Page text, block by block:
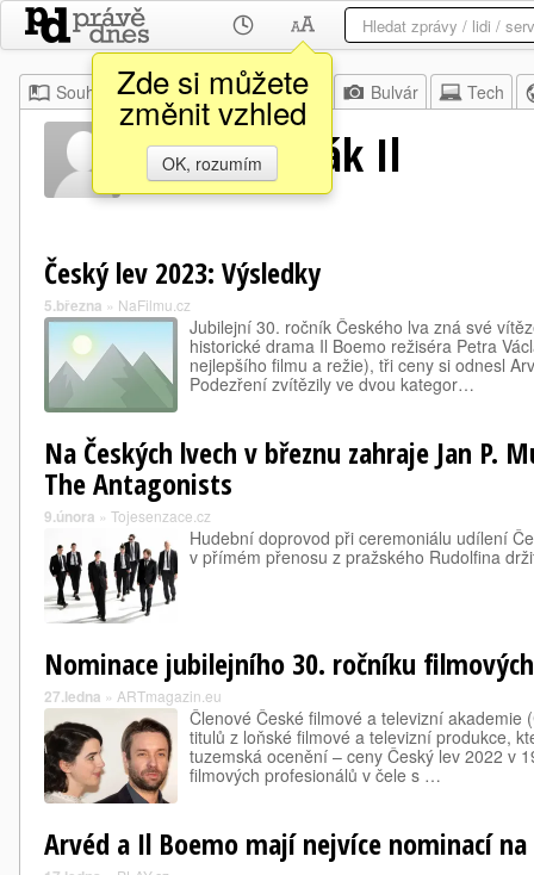
Zde si můžete
změnit vzhled
OK, rozumím
Souhrn Moje Z domova Bulvár Tech
Adam Sedlák Il
Český lev 2023: Výsledky
5.března » NaFilmu.cz
Jubilejní 30. ročník Českého lva zná své
historické drama Il Boemo režiséra Petra
nejlepšího filmu a režie), tři ceny si odnesl
Podezření zvítězily ve dvou kategor…
Na Českých lvech v březnu zahraje Jan P.
The Antagonists
9.února » Tojesenzace.cz
Hudební doprovod při ceremoniálu udílení
v přímém přenosu z pražského Rudolfina
Nominace jubilejního 30. ročníku
27.ledna » ARTmagazin.eu
Členové České filmové a televizní akademie
titulů z loňské filmové a televizní produkce,
tuzemská ocenění – ceny Český lev 2022 v
filmových profesionálů v čele s …
Arvéd a Il Boemo mají nejvíce nominací na